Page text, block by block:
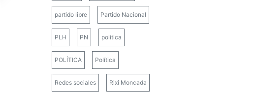
partido libre Partido Nacional
PLH PN politica
POLÍTICA Política
Redes sociales Rixi Moncada